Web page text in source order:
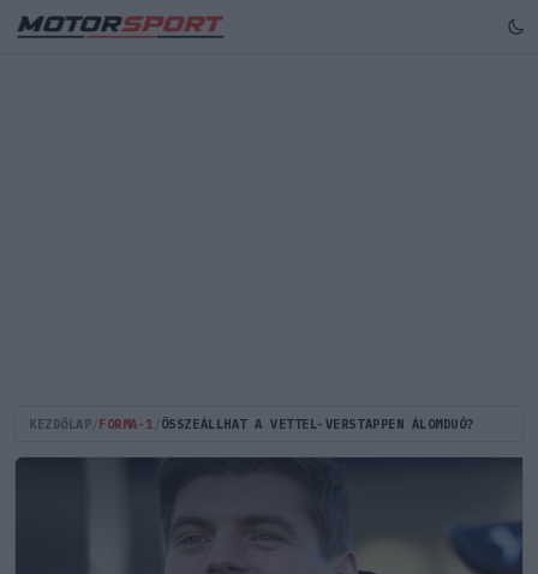
KEZDŐLAP FORMA-1 ÖSSZEÁLLHAT A VETTEL-VERSTAPPEN ÁLOMDUÓ?